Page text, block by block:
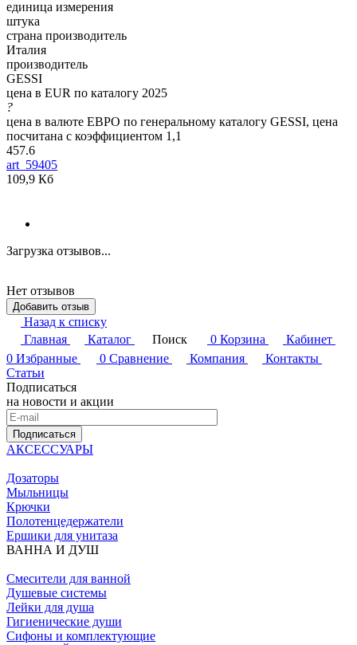
единица измерения
штука
страна производитель
Италия
производитель
GESSI
цена в EUR по каталогу 2025
?
цена в валюте ЕВРО по генеральному каталогу GESSI, цена
посчитана с коэффициентом 1,1
457.6
art_59405
109,9 Кб
Загрузка отзывов...
Нет отзывов
Добавить отзыв
Назад к списку
Главная
Каталог Поиск 0 Корзина
Кабинет
0 Избранные 0 Сравнение Компания
Контакты
Статьи
Подписаться
на новости и акции
Подписаться
АКСЕССУАРЫ
Дозаторы
Мыльницы
Крючки
Полотенцедержатели
Ершики для унитаза
ВАННА И ДУШ
Смесители для ванной
Душевые системы
Лейки для душа
Гигиенические души
Сифоны и комплектующие